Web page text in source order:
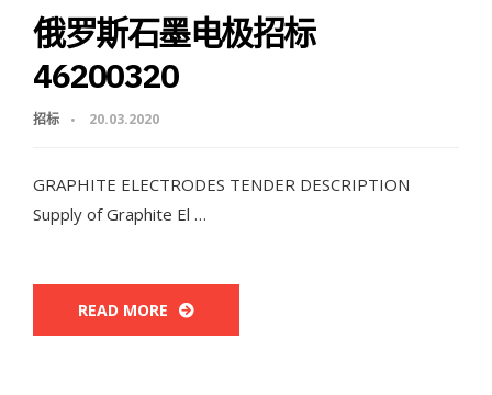
俄罗斯石墨电极招标
46200320
招标 20.03.2020
GRAPHITE ELECTRODES TENDER DESCRIPTION
Supply of Graphite El …
READ MORE